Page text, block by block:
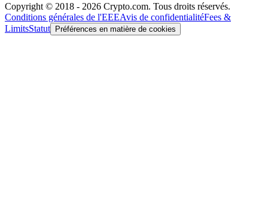
Copyright © 2018 - 2026 Crypto.com. Tous droits réservés.
Conditions générales de l'EEEAvis de confidentialitéFees &
LimitsStatut Préférences en matière de cookies